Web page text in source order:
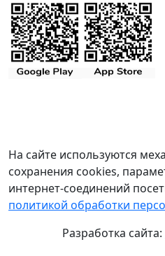
На сайте используются
сохранения cookies,
интернет-соединений
политикой обработки
Разработка сайта: